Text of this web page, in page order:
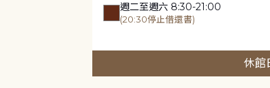
週二至週六 8:30-21:00
(20:30停止借還書)
休館